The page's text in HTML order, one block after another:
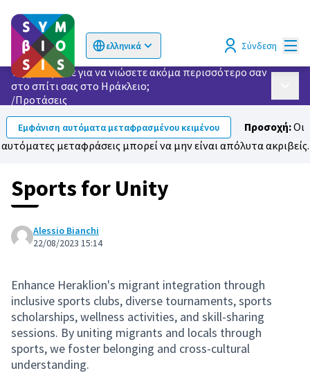
ελληνικά
Choose language Επιλογή γλώσσας Σύνδεση
Τι χρειάζεστε για να νιώσετε ακόμα περισσότερο σαν
στο σπίτι σας στο Ηράκλειο;
/Προτάσεις
Εμφάνιση αυτόματα μεταφρασμένου κειμένου Προσοχή:Οι
αυτόματες μεταφράσεις μπορεί να μην είναι απόλυτα ακριβείς.
Sports for Unity
Alessio Bianchi
22/08/2023 15:14
Enhance Heraklion's migrant integration through
inclusive sports clubs, diverse tournaments, sports
scholarships, wellness activities, and skill-sharing
sessions. By uniting migrants and locals through
sports, we foster belonging and cross-cultural
understanding.